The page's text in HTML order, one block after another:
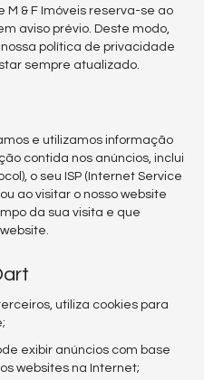
& F Imóveis reserva-se ao
aviso prévio. Deste modo,
política de privacidade
sempre atualizado.
e utilizamos informação
contida nos anúncios, inclui
o seu ISP (Internet Service
ao visitar o nosso website
da sua visita e que
utiliza cookies para
exibir anúncios com base
websites na Internet;